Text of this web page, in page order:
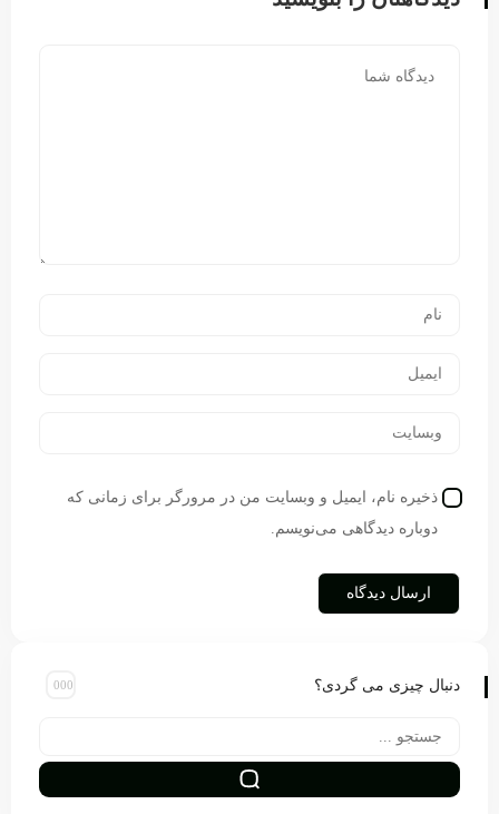
ذخیره نام، ایمیل و وبسایت من در مرورگر برای زمانی که
دوباره دیدگاهی می‌نویسم.
دنبال چیزی می گردی؟